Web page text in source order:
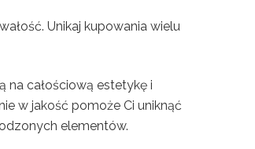
Unikaj kupowania wielu
na całościową estetykę i
w jakość pomoże Ci uniknąć
elementów.